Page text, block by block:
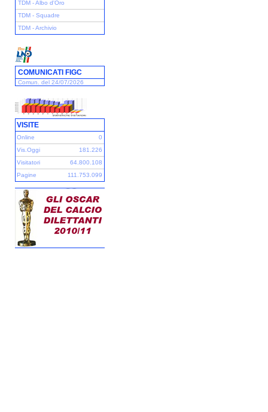
TDM - Albo d'Oro
TDM - Squadre
TDM - Archivio
COMUNICATI FIGC
Comun. del 24/07/2026
VISITE
Online
0
Vis.Oggi
181.226
Visitatori
64.800.108
Pagine
111.753.099